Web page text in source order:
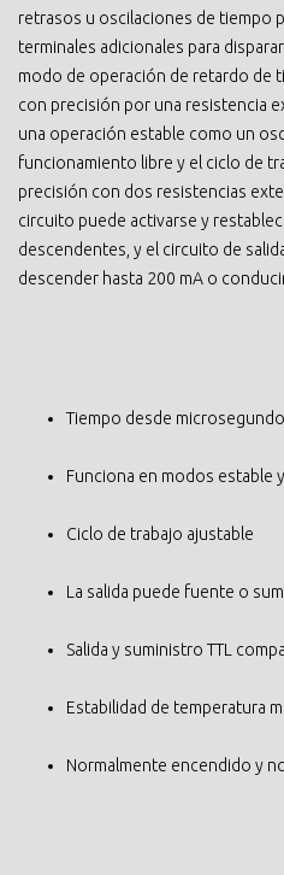
retrasos u oscilaciones de tiempo
terminales adicionales para
modo de operación de retardo de
con precisión por una resistencia
una operación estable como un
funcionamiento libre y el ciclo de
precisión con dos resistencias
circuito puede activarse y
descendentes, y el circuito de
descender hasta 200 mA o
Tiempo desde
Funciona en modos estable
Ciclo de trabajo ajustable
La salida puede fuente o
Salida y suministro TTL
Estabilidad de temperatura
Normalmente encendido y